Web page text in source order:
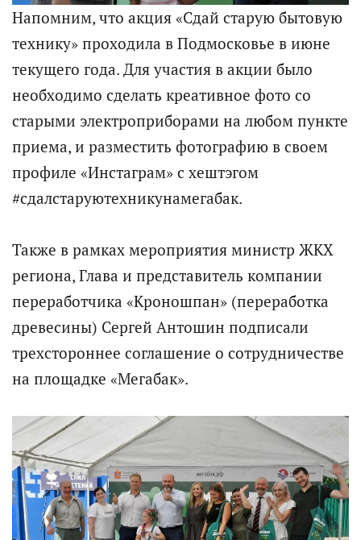
Напомним, что акция «Сдай старую бытовую
технику» проходила в Подмосковье в июне
текущего года. Для участия в акции было
необходимо сделать креативное фото со
старыми электроприборами на любом пункте
приема, и разместить фотографию в своем
профиле «Инстаграм» с хештэгом
#сдалстаруютехникунамегабак.
Также в рамках мероприятия министр ЖКХ
региона, Глава и представитель компании
переработчика «Кроношпан» (переработка
древесины) Сергей Антошин подписали
трехстороннее соглашение о сотрудничестве
на площадке «Мегабак».